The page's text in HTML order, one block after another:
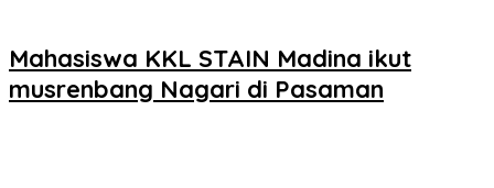
Mahasiswa KKL STAIN Madina ikut
musrenbang Nagari di Pasaman